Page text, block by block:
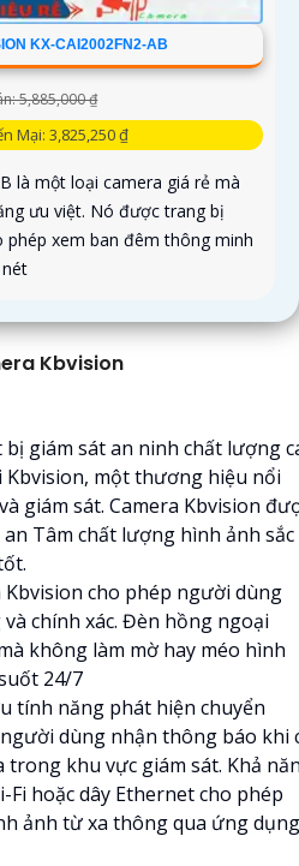
KX-CAI2002FN2-AB
5,885,000 ₫
Mại: 3,825,250 ₫
là một loại camera giá rẻ mà
ưu việt. Nó được trang bị
phép xem ban đêm thông minh
Kbvision
giám sát an ninh chất lượng
một thương hiệu nổi
giám sát. Camera Kbvision
Tâm chất lượng hình ảnh sắc
Kbvision cho phép người dùng
chính xác. Đèn hồng ngoại
không làm mờ hay méo hình
24/7
tính năng phát hiện chuyển
dùng nhận thông báo khi
khu vực giám sát. Khả
hoặc dây Ethernet cho phép
ảnh từ xa thông qua ứng dụng